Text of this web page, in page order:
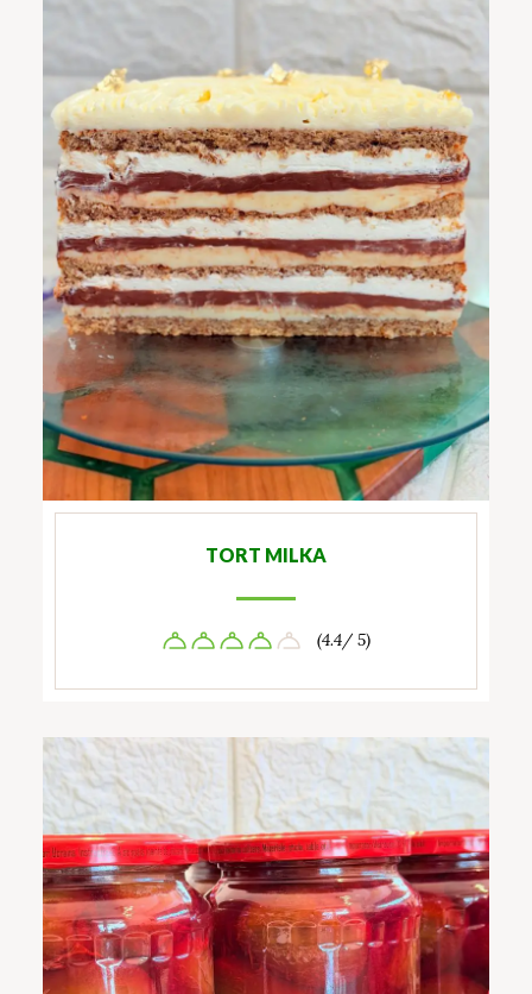
TORT MILKA
(4.4/ 5)